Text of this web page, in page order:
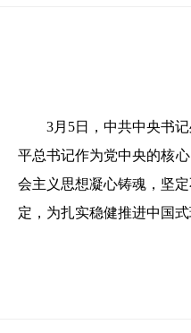
3月5日，中共中央书
平总书记作为党中央的核
会主义思想凝心铸魂，坚
定，为扎实稳健推进中国